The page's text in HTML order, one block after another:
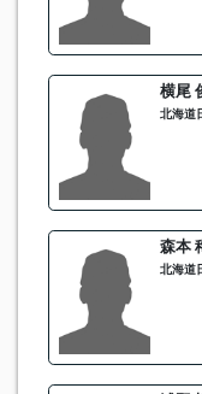
横尾
北海道
森本
北海道